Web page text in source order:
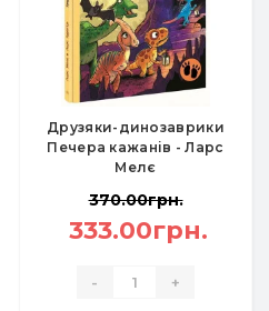
Друзяки-динозаврики
Печера кажанів - Ларс
Мелє
370.00грн.
333.00грн.
- +